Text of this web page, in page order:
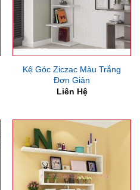
Kệ Góc Ziczac Màu Trắng
Đơn Giản
Liên Hệ